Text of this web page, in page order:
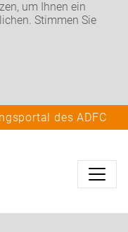
um Ihnen ein
Stimmen Sie
des ADFC